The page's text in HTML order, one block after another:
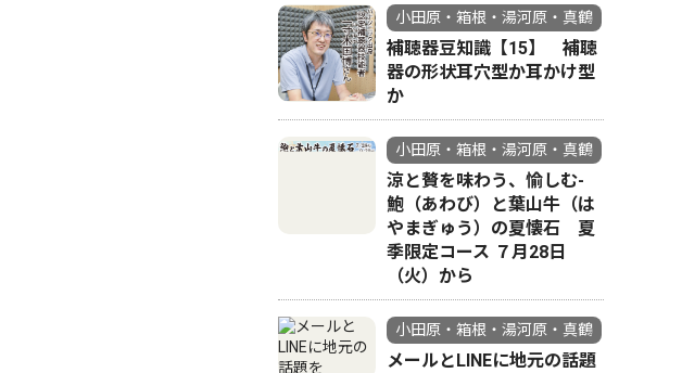
小田原・箱根・湯河原・真鶴
補聴器豆知識【15】 補聴
器の形状耳穴型か耳かけ型
か
小田原・箱根・湯河原・真鶴
涼と贅を味わう、愉しむ-
鮑（あわび）と葉山牛（は
やまぎゅう）の夏懐石 夏
季限定コース ７月28日
（火）から
小田原・箱根・湯河原・真鶴
メールとLINEに地元の話題